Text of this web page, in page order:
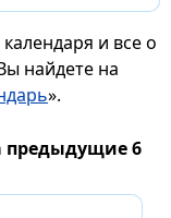
и все о
найдете на
».
предыдущие 6